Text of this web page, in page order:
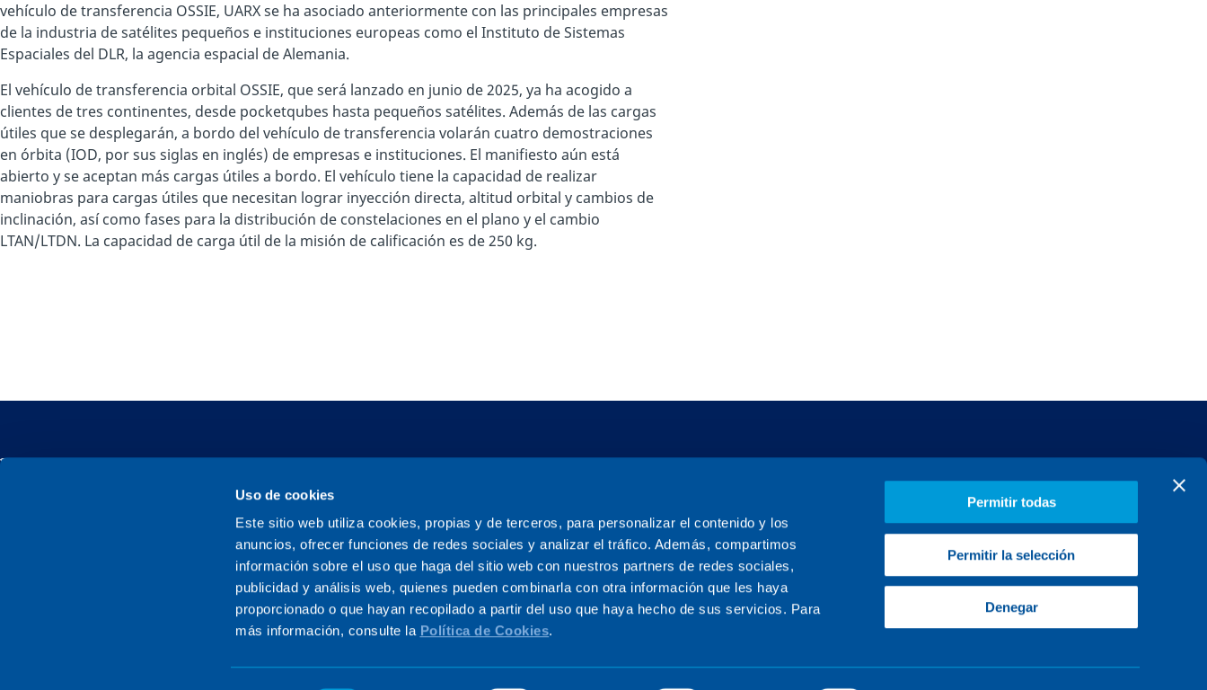
Uso de cookies
Este sitio web utiliza cookies, propias y de terceros, para personalizar el contenido y los
anuncios, ofrecer funciones de redes sociales y analizar el tráfico. Además, compartimos
información sobre el uso que haga del sitio web con nuestros partners de redes sociales,
publicidad y análisis web, quienes pueden combinarla con otra información que les haya
proporcionado o que hayan recopilado a partir del uso que haya hecho de sus servicios. Para
más información, consulte la Política de Cookies.
Permitir todas
Permitir la selección
Denegar
vehículo de transferencia OSSIE, UARX se ha asociado anteriormente con las principales empresas
de la industria de satélites pequeños e instituciones europeas como el Instituto de Sistemas
Espaciales del DLR, la agencia espacial de Alemania.
El vehículo de transferencia orbital OSSIE, que será lanzado en junio de 2025, ya ha acogido a
clientes de tres continentes, desde pocketqubes hasta pequeños satélites. Además de las cargas
útiles que se desplegarán, a bordo del vehículo de transferencia volarán cuatro demostraciones
en órbita (IOD, por sus siglas en inglés) de empresas e instituciones. El manifiesto aún está
abierto y se aceptan más cargas útiles a bordo. El vehículo tiene la capacidad de realizar
maniobras para cargas útiles que necesitan lograr inyección directa, altitud orbital y cambios de
inclinación, así como fases para la distribución de constelaciones en el plano y el cambio
LTAN/LTDN. La capacidad de carga útil de la misión de calificación es de 250 kg.
Sener, una empresa familiar
PROYECTOS
Conócenos
Actualidad
Contacto